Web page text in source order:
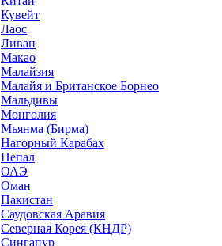
Кувейт
Лаос
Ливан
Макао
Малайзия
Малайя и Британское Борнео
Мальдивы
Монголия
Мьянма (Бирма)
Нагорный Карабах
Непал
ОАЭ
Оман
Пакистан
Саудовская Аравия
Северная Корея (КНДР)
Сингапур